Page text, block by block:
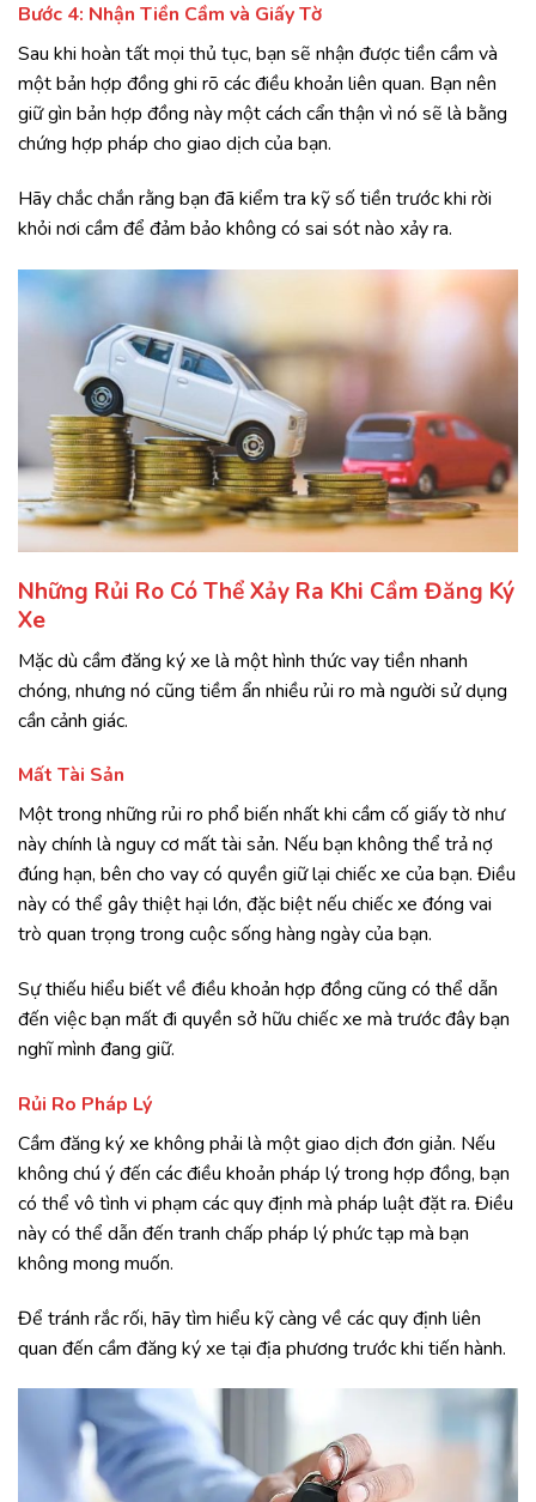
Bước 4: Nhận Tiền Cầm và Giấy Tờ
Sau khi hoàn tất mọi thủ tục, bạn sẽ nhận được tiền cầm và
một bản hợp đồng ghi rõ các điều khoản liên quan. Bạn nên
giữ gìn bản hợp đồng này một cách cẩn thận vì nó sẽ là bằng
chứng hợp pháp cho giao dịch của bạn.
Hãy chắc chắn rằng bạn đã kiểm tra kỹ số tiền trước khi rời
khỏi nơi cầm để đảm bảo không có sai sót nào xảy ra.
Những Rủi Ro Có Thể Xảy Ra Khi Cầm Đăng Ký
Xe
Mặc dù cầm đăng ký xe là một hình thức vay tiền nhanh
chóng, nhưng nó cũng tiềm ẩn nhiều rủi ro mà người sử dụng
cần cảnh giác.
Mất Tài Sản
Một trong những rủi ro phổ biến nhất khi cầm cố giấy tờ như
này chính là nguy cơ mất tài sản. Nếu bạn không thể trả nợ
đúng hạn, bên cho vay có quyền giữ lại chiếc xe của bạn. Điều
này có thể gây thiệt hại lớn, đặc biệt nếu chiếc xe đóng vai
trò quan trọng trong cuộc sống hàng ngày của bạn.
Sự thiếu hiểu biết về điều khoản hợp đồng cũng có thể dẫn
đến việc bạn mất đi quyền sở hữu chiếc xe mà trước đây bạn
nghĩ mình đang giữ.
Rủi Ro Pháp Lý
Cầm đăng ký xe không phải là một giao dịch đơn giản. Nếu
không chú ý đến các điều khoản pháp lý trong hợp đồng, bạn
có thể vô tình vi phạm các quy định mà pháp luật đặt ra. Điều
này có thể dẫn đến tranh chấp pháp lý phức tạp mà bạn
không mong muốn.
Để tránh rắc rối, hãy tìm hiểu kỹ càng về các quy định liên
quan đến cầm đăng ký xe tại địa phương trước khi tiến hành.